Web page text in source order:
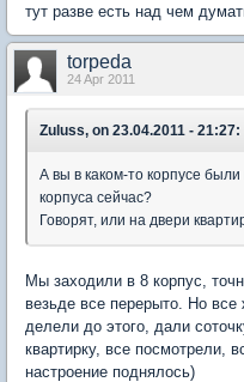
тут разве есть над чем
torpeda
24 Apr 2011
Zuluss, on 23.04.2011 - 21:27:
А вы в каком-то корпусе
корпуса сейчас?
Говорят, или на двери
Мы заходили в 8 корпус,
везьде все перерыто. Но
делели до этого, дали
квартирку, все посмотрели,
настроение поднялось)